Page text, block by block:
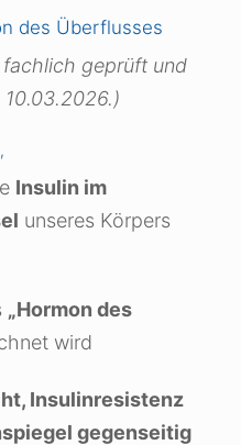
des Überflusses
fachlich geprüft und
Insulin im
unseres Körpers
„Hormon des
wird
Insulinresistenz
gegenseitig